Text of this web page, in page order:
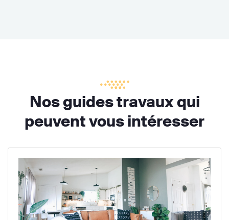
Nos guides travaux qui
peuvent vous intéresser